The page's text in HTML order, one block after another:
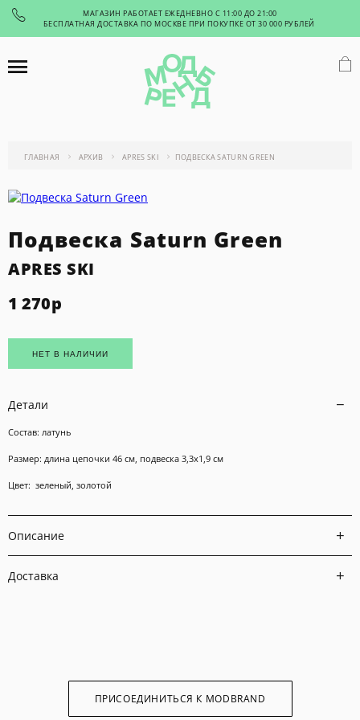
МАГАЗИН РАБОТАЕТ ЕЖЕДНЕВНО С 11:00 ДО 21:00
БЕСПЛАТНАЯ ДОСТАВКА ПО МОСКВЕ ПРИ ПОКУПКЕ ОТ 30 000 РУБЛЕЙ
ГЛАВНАЯ АРХИВ APRES SKI ПОДВЕСКА SATURN GREEN
Подвеска Saturn Green
APRES SKI
1 270р
НЕТ В НАЛИЧИИ
Детали
Состав: латунь
Размер: длина цепочки 46 см, подвеска 3,3x1,9 см
Цвет: зеленый, золотой
Описание
Доставка
ПРИСОЕДИНИТЬСЯ К MODBRAND